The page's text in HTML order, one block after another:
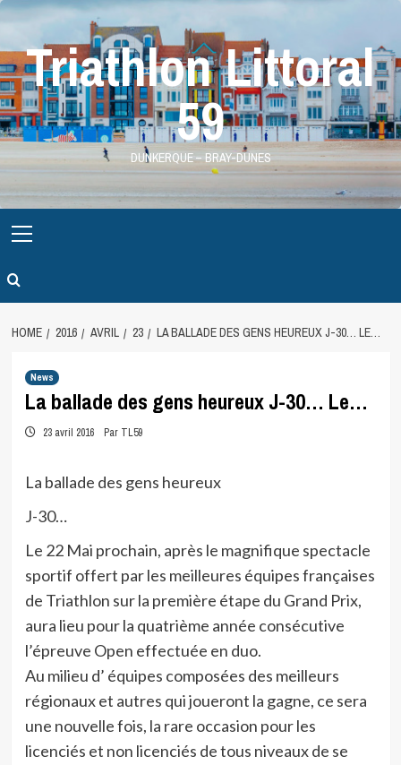
Skip
contentTriathlon Littoral
59
DUNKERQUE – BRAY-DUNES
Menu
HOME 2016 AVRIL 23 LA BALLADE DES GENS HEUREUX J-30… LE…
News
La ballade des gens heureux J-30… Le…
23 avril 2016 Par TL59
La ballade des gens heureux
J-30…
Le 22 Mai prochain, après le magnifique spectacle
sportif offert par les meilleures équipes françaises
de Triathlon sur la première étape du Grand Prix,
aura lieu pour la quatrième année consécutive
l’épreuve Open effectuée en duo.
Au milieu d’ équipes composées des meilleurs
régionaux et autres qui joueront la gagne, ce sera
une nouvelle fois, la rare occasion pour les
licenciés et non licenciés de tous niveaux de se